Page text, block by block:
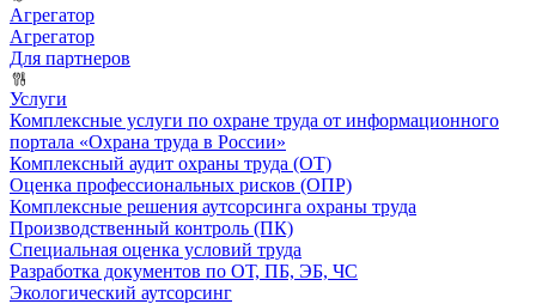
Агрегатор
Агрегатор
Для партнеров
Услуги
Комплексные услуги по охране труда от информационного
портала «Охрана труда в России»
Комплексный аудит охраны труда (ОТ)
Оценка профессиональных рисков (ОПР)
Комплексные решения аутсорсинга охраны труда
Производственный контроль (ПК)
Специальная оценка условий труда
Разработка документов по ОТ, ПБ, ЭБ, ЧС
Экологический аутсорсинг